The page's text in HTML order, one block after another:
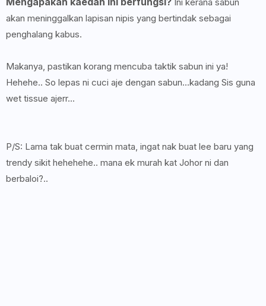
akan meninggalkan lapisan nipis yang bertindak sebagai
penghalang kabus.
Makanya, pastikan korang mencuba taktik sabun ini ya!
Hehehe.. So lepas ni cuci aje dengan sabun...kadang Sis guna
wet tissue ajerr...
P/S: Lama tak buat cermin mata, ingat nak buat lee baru yang
trendy sikit hehehehe.. mana ek murah kat Johor ni dan
berbaloi?..